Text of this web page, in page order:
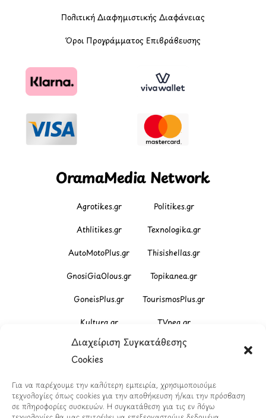
Διαχείριση Συγκατάθεσης
Cookies
Για να παρέχουμε την καλύτερη εμπειρία, χρησιμοποιούμε
τεχνολογίες όπως cookies για την αποθήκευση ή/και την πρόσβαση
σε πληροφορίες συσκευών. Η συγκατάθεση για τις εν λόγω
Πολιτική Διαφημιστικής Διαφάνειας
Όροι Προγράμματος Επιβράβευσης
OramaMedia Network
Agrotikes.gr Politikes.gr
Athlitikes.gr Texnologika.gr
AutoMotoPlus.gr Thisishellas.gr
GnosiGiaOlous.gr Topikanea.gr
GoneisPlus.gr TourismosPlus.gr
Kultura.gr TVnea.gr
Loatki.gr Upnow.gr
ModernaGynaika.gr Xristianika.gr
OikonomiaPlus.gr ZoumeKalytera.gr